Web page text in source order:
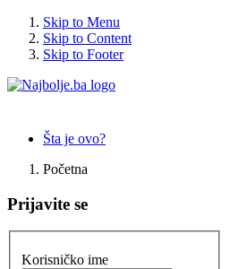
Skip to Menu
Skip to Content
Skip to Footer
Šta je ovo?
Početna
Prijavite se
Korisničko ime